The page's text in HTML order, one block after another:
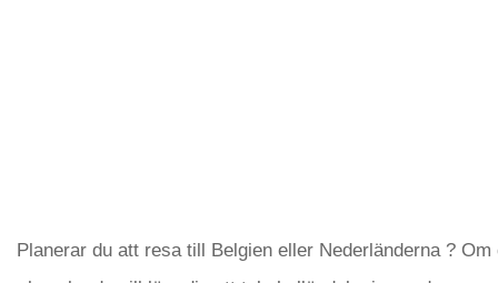
Planerar du att resa till Belgien eller Nederländerna ? Om